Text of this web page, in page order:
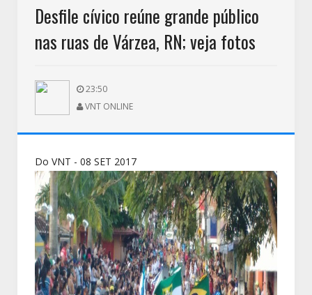
Desfile cívico reúne grande público
nas ruas de Várzea, RN; veja fotos
23:50
VNT ONLINE
Do VNT - 08 SET 2017